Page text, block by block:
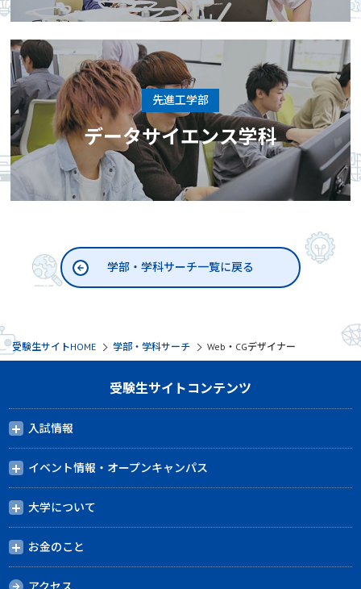
先進工学部
データサイエンス学科
学部・学科サーチ一覧に戻る
受験生サイトHOME 学部・学科サーチ Web・CGデザイナー
受験生サイトコンテンツ
入試情報
イベント情報・オープンキャンパス
大学について
お金のこと